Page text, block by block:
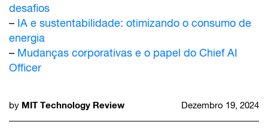
desafios
– IA e sustentabilidade: otimizando o consumo de
energia
– Mudanças corporativas e o papel do Chief AI
Officer
by MIT Technology Review Dezembro 19, 2024